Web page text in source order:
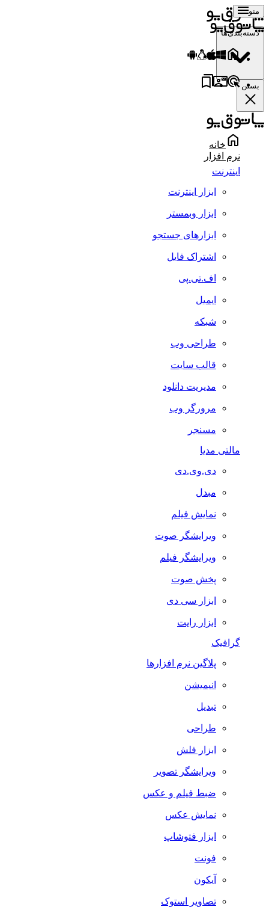
منو
دسته‌بندی‌ها
بستن
خانه
نرم افزار
اینترنت
ابزار اینترنت
ابزار وبمستر
ابزارهای جستجو
اشتراک فایل
اف.تی.پی
ایمیل
شبکه
طراحی وب
قالب سایت
مدیریت دانلود
مرورگر وب
مسنجر
مالتی مدیا
دی.وی.دی
مبدل
نمایش فیلم
ویرایشگر صوت
ویرایشگر فیلم
پخش صوت
ابزار سی دی
ابزار رایت
گرافیک
پلاگین نرم افزارها
انیمیشن
تبدیل
طراحی
ابزار فلش
ویرایشگر تصویر
ضبط فيلم و عكس
نمایش عکس
ابزار فتوشاپ
فونت
آیکون
تصاویر استوک